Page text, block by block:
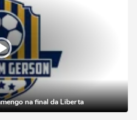
na final da Liberta